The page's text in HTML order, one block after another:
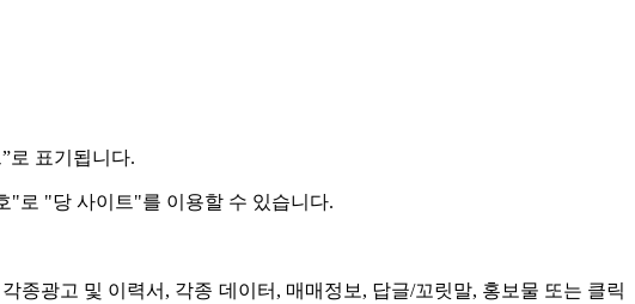
로 표기됩니다.
"로 "당 사이트"를 이용할 수 있습니다.
종광고 및 이력서, 각종 데이터, 매매정보, 답글/꼬릿말, 홍보물 또는 클릭